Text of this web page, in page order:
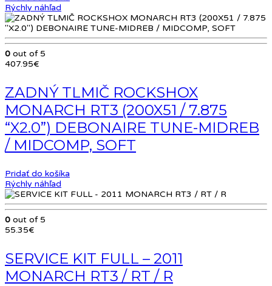
Rýchly náhľad
0 out of 5
407.95€
ZADNÝ TLMIČ ROCKSHOX
MONARCH RT3 (200X51 / 7.875
“X2.0”) DEBONAIRE TUNE-MIDREB
/ MIDCOMP, SOFT
Pridať do košíka
Rýchly náhľad
0 out of 5
55.35€
SERVICE KIT FULL – 2011
MONARCH RT3 / RT / R